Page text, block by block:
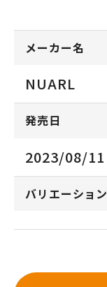
メーカー名
NUARL
発売日
2023/08/11
バリエーション